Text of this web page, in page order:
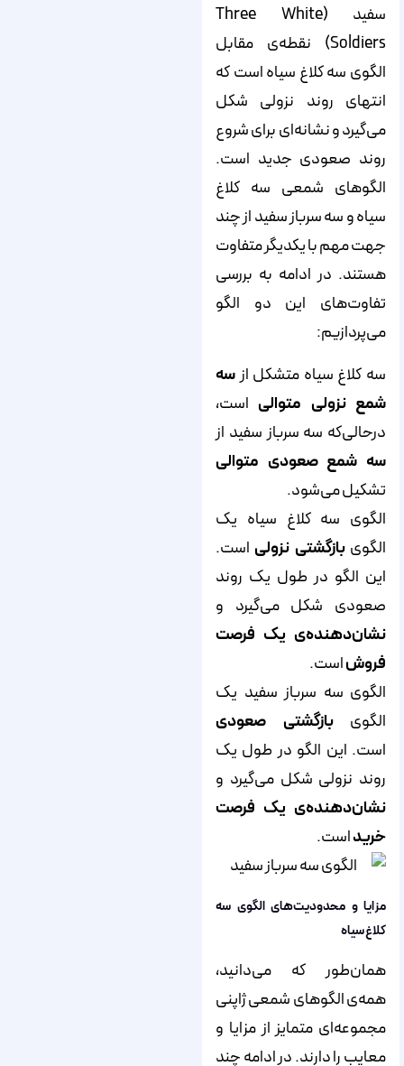
سفید (Three White
Soldiers) نقطه‌ی مقابل
الگوی سه کلاغ سیاه است که
انتهای روند نزولی شکل
می‌گیرد و نشانه‌ای برای شروع
روند صعودی جدید است.
الگوهای شمعی سه کلاغ
سیاه و سه سرباز سفید از چند
جهت مهم با یکدیگر متفاوت
هستند. در ادامه به بررسی
تفاوت‌های این دو الگو
می‌پردازیم:
سه کلاغ سیاه متشکل ازسه
شمع نزولی متوالی است،
درحالی‌که سه سرباز سفید از
سه شمع صعودی متوالی
تشکیل می‌شود.
الگوی سه کلاغ سیاه یک
الگویبازگشتی نزولی است.
این الگو در طول یک روند
صعودی شکل می‌گیرد و
نشان‌دهنده‌ی یک فرصت
فروشاست.
الگوی سه سرباز سفید یک
الگویبازگشتی صعودی
است. این الگو در طول یک
روند نزولی شکل می‌گیرد و
نشان‌دهنده‌ی یک فرصت
خریداست.
مزایا و محدودیت‌های الگوی سه
کلاغ سیاه
همان‌طور که می‌دانید،
همه‌ی الگوهای شمعی ژاپنی
مجموعه‌ای متمایز از مزایا و
معایب را دارند. در ادامه چند